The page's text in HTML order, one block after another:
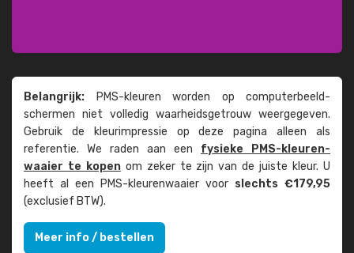
Belangrijk: PMS-kleuren worden op computer­beeld­
schermen niet volledig waarheids­­getrouw weer­gegeven.
Gebruik de kleur­impressie op deze pagina alleen als
referentie. We raden aan een fysieke PMS-kleuren­
waaier te kopenom zeker te zijn van de juiste kleur. U
heeft al een PMS-kleuren­waaier voor slechts €179,95
(exclusief BTW).
Meer info / bestellen